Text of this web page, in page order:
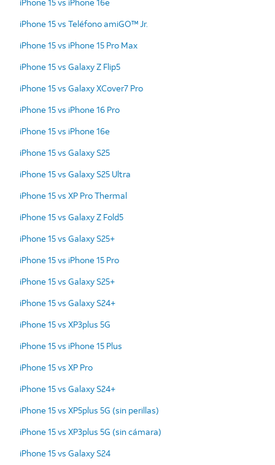
iPhone 15 vs Teléfono amiGO™ Jr.
iPhone 15 vs iPhone 15 Pro Max
iPhone 15 vs Galaxy Z Flip5
iPhone 15 vs Galaxy XCover7 Pro
iPhone 15 vs iPhone 16 Pro
iPhone 15 vs iPhone 16e
iPhone 15 vs Galaxy S25
iPhone 15 vs Galaxy S25 Ultra
iPhone 15 vs XP Pro Thermal
iPhone 15 vs Galaxy Z Fold5
iPhone 15 vs Galaxy S25+
iPhone 15 vs iPhone 15 Pro
iPhone 15 vs Galaxy S25+
iPhone 15 vs Galaxy S24+
iPhone 15 vs XP3plus 5G
iPhone 15 vs iPhone 15 Plus
iPhone 15 vs XP Pro
iPhone 15 vs Galaxy S24+
iPhone 15 vs XP5plus 5G (sin perillas)
iPhone 15 vs XP3plus 5G (sin cámara)
iPhone 15 vs Galaxy S24